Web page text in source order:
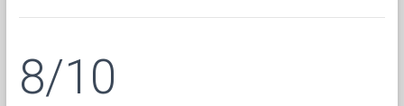
8/10